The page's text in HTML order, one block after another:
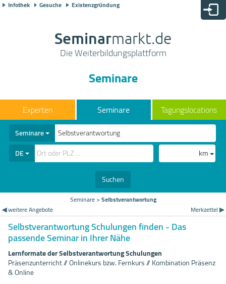
Infothek Gesuche Existenzgründung
Seminarmarkt.de
Die Weiterbildungsplattform
Seminare
Seminare Tagungslocations
Seminare
DE
km
Suchen
Seminare>Selbstverantwortung
◀ weitere Angebote
Merkzettel ▶
Selbstverantwortung Schulungen finden - Das
passende Seminar in Ihrer Nähe
Lernformate der Selbstverantwortung Schulungen
Präsenzunterricht // Onlinekurs bzw. Fernkurs // Kombination Präsenz
& Online